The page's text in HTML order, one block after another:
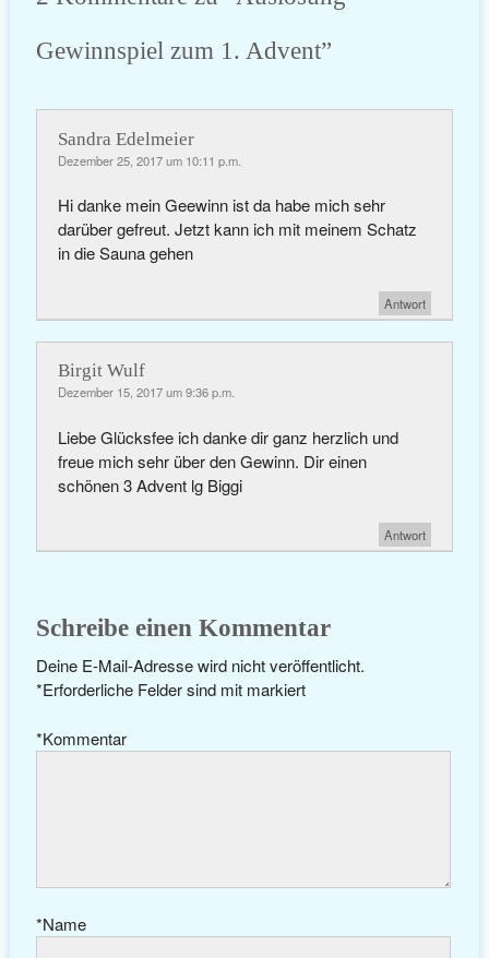
Gewinnspiel zum 1. Advent”
Sandra Edelmeier
Dezember 25, 2017 um 10:11 p.m.
Hi danke mein Geewinn ist da habe mich sehr
darüber gefreut. Jetzt kann ich mit meinem Schatz
in die Sauna gehen
Antwort
Birgit Wulf
Dezember 15, 2017 um 9:36 p.m.
Liebe Glücksfee ich danke dir ganz herzlich und
freue mich sehr über den Gewinn. Dir einen
schönen 3 Advent lg Biggi
Antwort
Schreibe einen Kommentar
Deine E-Mail-Adresse wird nicht veröffentlicht.
Erforderliche Felder sind mit
* markiert
Kommentar
*
Name
*